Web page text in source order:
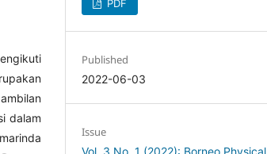
dalam
PDF
Published
2022-06-03
Issue
Vol. 3 No. 1 (2022): Borneo Physical